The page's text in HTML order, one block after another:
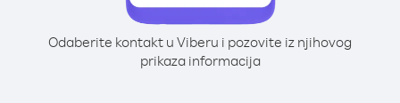
Odaberite kontakt u Viberu i pozovite iz njihovog
prikaza informacija